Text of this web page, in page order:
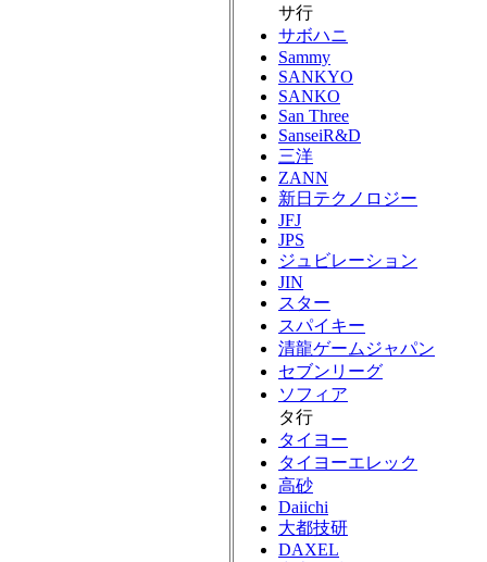
サ行
サボハニ
Sammy
SANKYO
SANKO
San Three
SanseiR&D
三洋
ZANN
新日テクノロジー
JFJ
JPS
ジュビレーション
JIN
スター
スパイキー
清龍ゲームジャパン
セブンリーグ
ソフィア
タ行
タイヨー
タイヨーエレック
高砂
Daiichi
大都技研
DAXEL